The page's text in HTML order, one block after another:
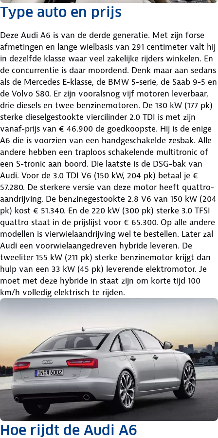
Type auto en prijs
Deze Audi A6 is van de derde generatie. Met zijn forse
afmetingen en lange wielbasis van 291 centimeter valt hij
in dezelfde klasse waar veel zakelijke rijders winkelen. En
de concurrentie is daar moordend. Denk maar aan sedans
als de Mercedes E-klasse, de BMW 5-serie, de Saab 9-5 en
de Volvo S80. Er zijn vooralsnog vijf motoren leverbaar,
drie diesels en twee benzinemotoren. De 130 kW (177 pk)
sterke dieselgestookte viercilinder 2.0 TDI is met zijn
vanaf-prijs van € 46.900 de goedkoopste. Hij is de enige
A6 die is voorzien van een handgeschakelde zesbak. Alle
andere hebben een traploos schakelende multitronic of
een S-tronic aan boord. Die laatste is de DSG-bak van
Audi. Voor de 3.0 TDI V6 (150 kW, 204 pk) betaal je €
57.280. De sterkere versie van deze motor heeft quattro-
aandrijving. De benzinegestookte 2.8 V6 van 150 kW (204
pk) kost € 51.340. En de 220 kW (300 pk) sterke 3.0 TFSI
quattro staat in de prijslijst voor € 65.300. Op alle andere
modellen is vierwielaandrijving wel te bestellen. Later zal
Audi een voorwielaangedreven hybride leveren. De
tweeliter 155 kW (211 pk) sterke benzinemotor krijgt dan
hulp van een 33 kW (45 pk) leverende elektromotor. Je
moet met deze hybride in staat zijn om korte tijd 100
km/h volledig elektrisch te rijden.
Hoe rijdt de Audi A6